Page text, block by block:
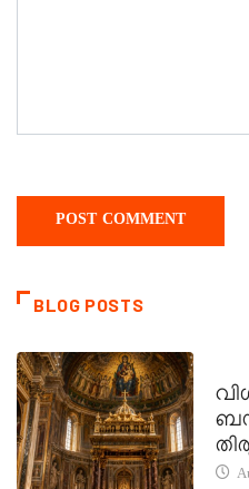
BLOG POSTS